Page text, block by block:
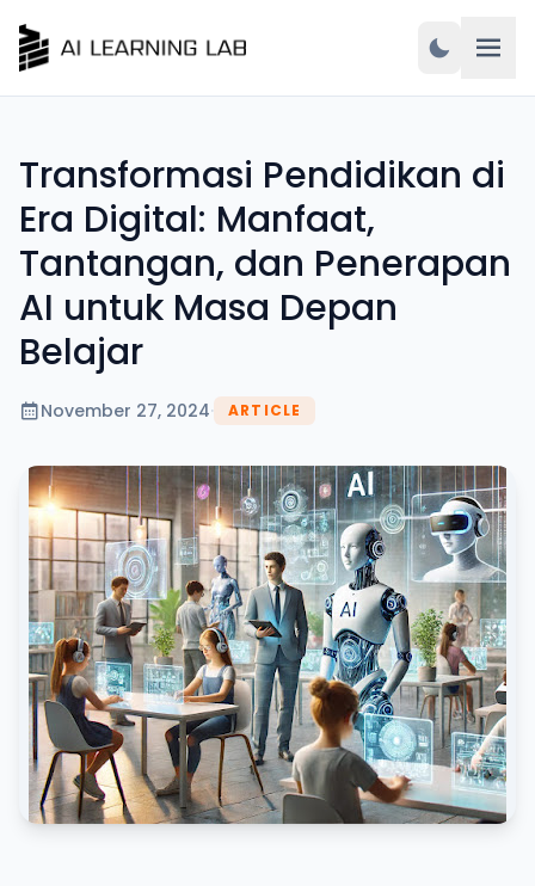
Transformasi Pendidikan di
Era Digital: Manfaat,
Tantangan, dan Penerapan
AI untuk Masa Depan
Belajar
November 27, 2024· ARTICLE